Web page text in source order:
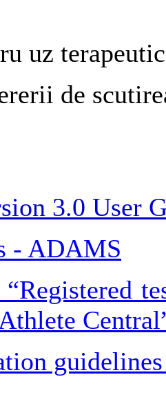
uz
de
3.0 User
- ADAMS